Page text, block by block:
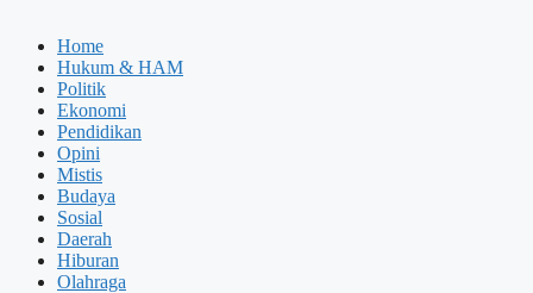
Home
Hukum & HAM
Politik
Ekonomi
Pendidikan
Opini
Mistis
Budaya
Sosial
Daerah
Hiburan
Olahraga